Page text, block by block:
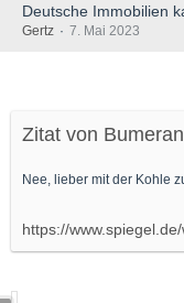
Deutsche Immobilien
Gertz 7. Mai 2023
Zitat von
Nee, lieber mit der Kohle
https://